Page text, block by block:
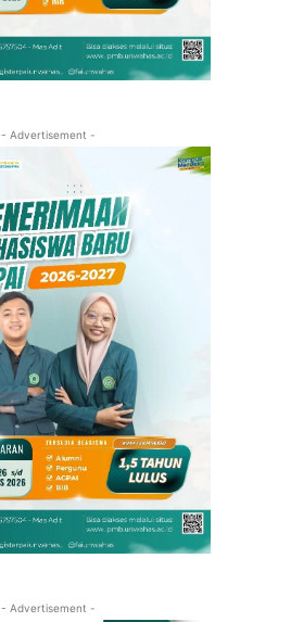
- Advertisement -
- Advertisement -